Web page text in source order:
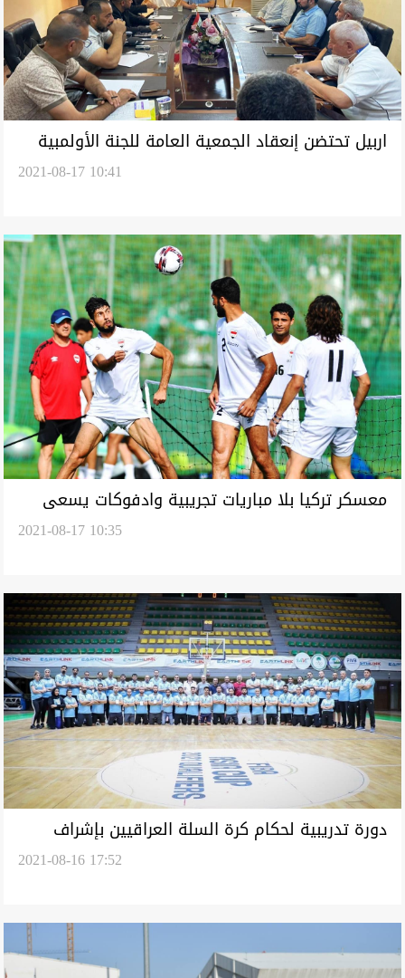
اربيل تحتضن إنعقاد الجمعية العامة للجنة الأولمبية
2021-08-17 10:41
معسكر تركيا بلا مباريات تجريبية وادفوكات يسعى
2021-08-17 10:35
دورة تدريبية لحكام كرة السلة العراقيين بإشراف
2021-08-16 17:52